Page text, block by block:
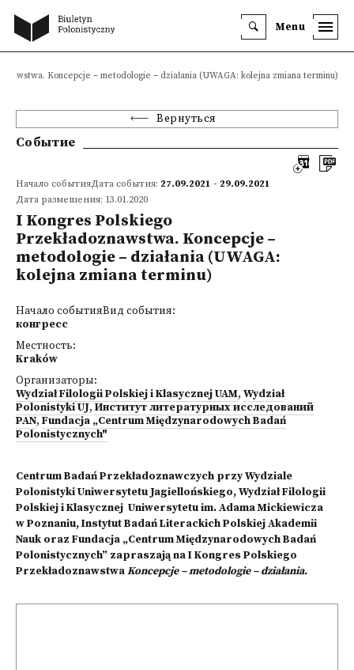
Menu
Koncepcje – metodologie – działania (UWAGA: kolejna zmiana terminu)
Вернуться
Событие
Начало событияДата события: 27.09.2021 - 29.09.2021
Дата размещения: 13.01.2020
I Kongres Polskiego
Przekładoznawstwa. Koncepcje –
metodologie – działania (UWAGA:
kolejna zmiana terminu)
Начало событияВид события:
конгресс
Местность:
Kraków
Организаторы:
Wydział Filologii Polskiej i Klasycznej UAM, Wydział
Polonistyki UJ, Институт литературных исследований
PAN, Fundacja „Centrum Międzynarodowych Badań
Polonistycznych"
Centrum Badań Przekładoznawczych przy Wydziale
Polonistyki Uniwersytetu Jagiellońskiego, Wydział Filologii
Polskiej i Klasycznej Uniwersytetu im. Adama Mickiewicza
w Poznaniu, Instytut Badań Literackich Polskiej Akademii
Nauk oraz Fundacja „Centrum Międzynarodowych Badań
Polonistycznych” zapraszają na I Kongres Polskiego
PrzekładoznawstwaKoncepcje – metodologie – działania.